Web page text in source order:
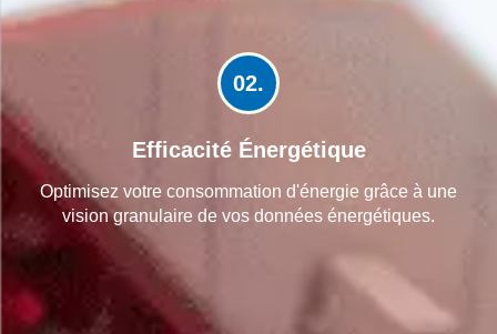
02.
Efficacité Énergétique
Optimisez votre consommation d'énergie grâce à une
vision granulaire de vos données énergétiques.